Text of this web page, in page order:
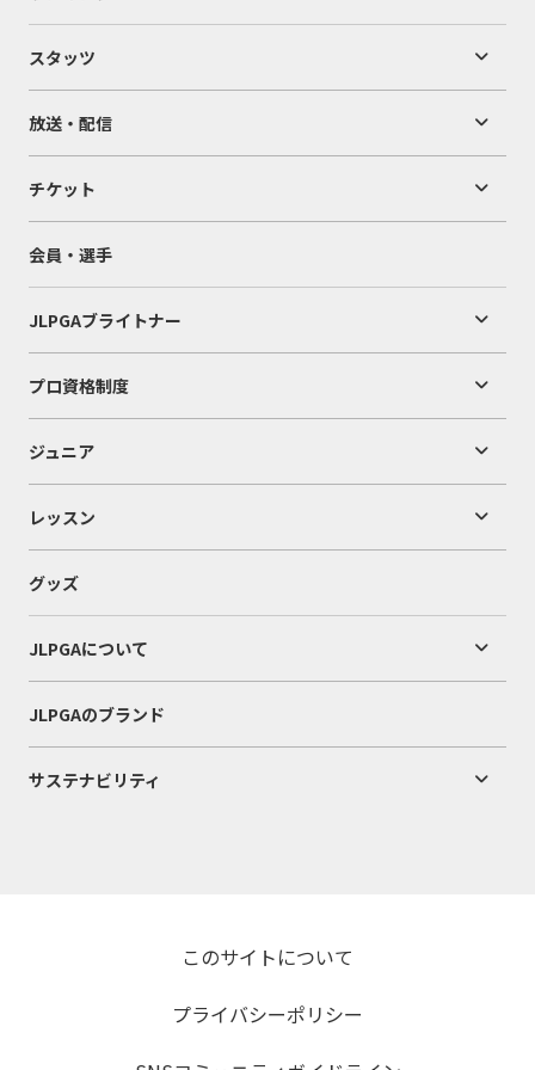
スタッツ
放送・配信
チケット
会員・選手
JLPGAブライトナー
プロ資格制度
ジュニア
レッスン
グッズ
JLPGAについて
JLPGAのブランド
サステナビリティ
このサイトについて
プライバシーポリシー